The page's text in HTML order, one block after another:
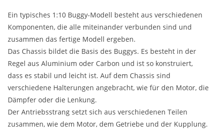
Ein typisches 1:10 Buggy-Modell besteht aus verschiedenen
Komponenten, die alle miteinander verbunden sind und
zusammen das fertige Modell ergeben.
Das Chassis bildet die Basis des Buggys. Es besteht in der
Regel aus Aluminium oder Carbon und ist so konstruiert,
dass es stabil und leicht ist. Auf dem Chassis sind
verschiedene Halterungen angebracht, wie für den Motor, die
Dämpfer oder die Lenkung.
Der Antriebsstrang setzt sich aus verschiedenen Teilen
zusammen, wie dem Motor, dem Getriebe und der Kupplung.